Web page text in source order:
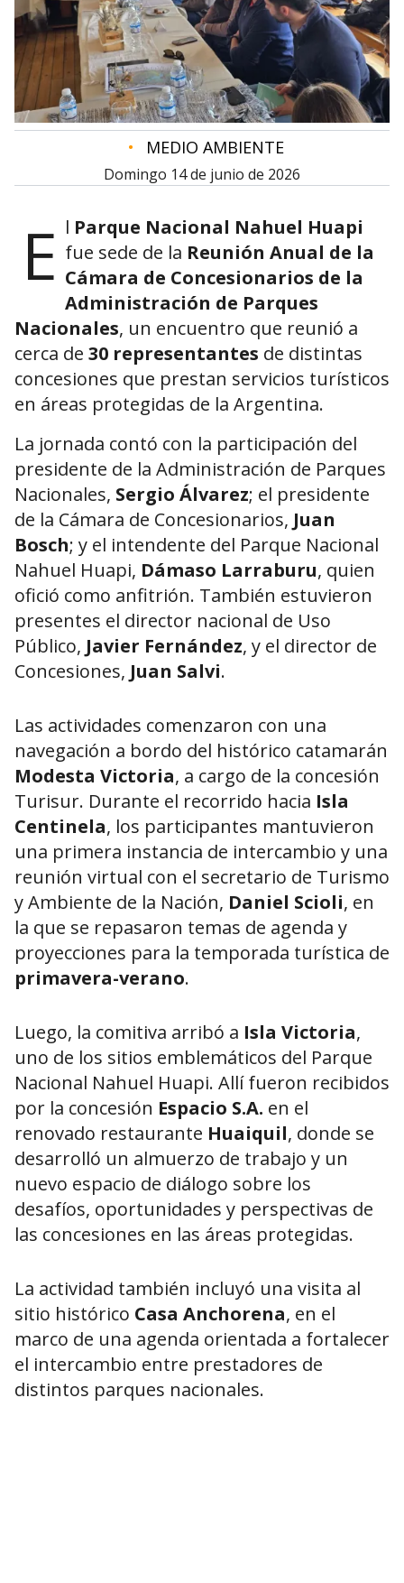
• MEDIO AMBIENTE
domingo 14 de junio de 2026
E l Parque Nacional Nahuel Huapi
fue sede de la Reunión Anual de la
Cámara de Concesionarios de la
Administración de Parques
Nacionales, un encuentro que reunió a
cerca de 30 representantes de distintas
concesiones que prestan servicios turísticos
en áreas protegidas de la Argentina.
La jornada contó con la participación del
presidente de la Administración de Parques
Nacionales, Sergio Álvarez; el presidente
de la Cámara de Concesionarios, Juan
Bosch; y el intendente del Parque Nacional
Nahuel Huapi, Dámaso Larraburu, quien
ofició como anfitrión. También estuvieron
presentes el director nacional de Uso
Público, Javier Fernández, y el director de
Concesiones, Juan Salvi.
Las actividades comenzaron con una
navegación a bordo del histórico catamarán
Modesta Victoria, a cargo de la concesión
Turisur. Durante el recorrido hacia Isla
Centinela, los participantes mantuvieron
una primera instancia de intercambio y una
reunión virtual con el secretario de Turismo
y Ambiente de la Nación, Daniel Scioli, en
la que se repasaron temas de agenda y
proyecciones para la temporada turística de
primavera-verano.
Luego, la comitiva arribó a Isla Victoria,
uno de los sitios emblemáticos del Parque
Nacional Nahuel Huapi. Allí fueron recibidos
por la concesión Espacio S.A. en el
renovado restaurante Huaiquil, donde se
desarrolló un almuerzo de trabajo y un
nuevo espacio de diálogo sobre los
desafíos, oportunidades y perspectivas de
las concesiones en las áreas protegidas.
La actividad también incluyó una visita al
sitio histórico Casa Anchorena, en el
marco de una agenda orientada a fortalecer
el intercambio entre prestadores de
distintos parques nacionales.